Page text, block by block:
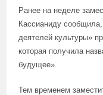
Ранее на неделе
Кассианиду
деятелей культуры»
которая получила
будущее».
Тем временем